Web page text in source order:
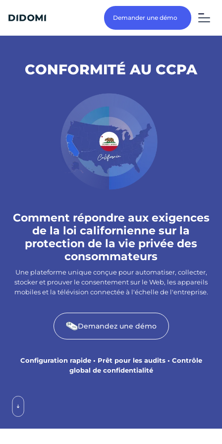
Demander une démo
CONFORMITÉ AU CCPA
Comment répondre aux exigences
de la loi californienne sur la
protection de la vie privée des
consommateurs
Une plateforme unique conçue pour automatiser, collecter,
stocker et prouver le consentement sur le Web, les appareils
mobiles et la télévision connectée à l'échelle de l'entreprise.
Demandez une démo
Configuration rapide • Prêt pour les audits • Contrôle
global de confidentialité